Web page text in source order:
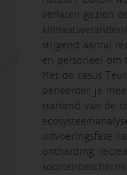
verlaten gezien
stijgend aantal
en personeel om
Met de casus
beheerder je
startend van de
uitvoeringsfase
ontharding,